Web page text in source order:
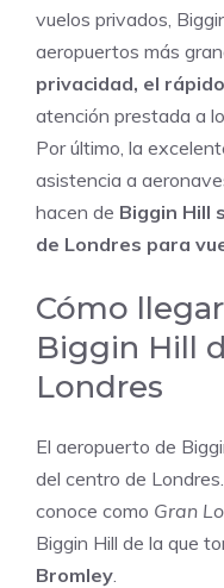
vuelos privados,
aeropuertos más
privacidad, el
atención prestada a
Por último, la
asistencia a
hacen de Biggin Hill
de Londres para
Cómo
Biggin Hill
Londres
El aeropuerto de
del centro de
conoce como Gran
Biggin Hill de la que
Bromley